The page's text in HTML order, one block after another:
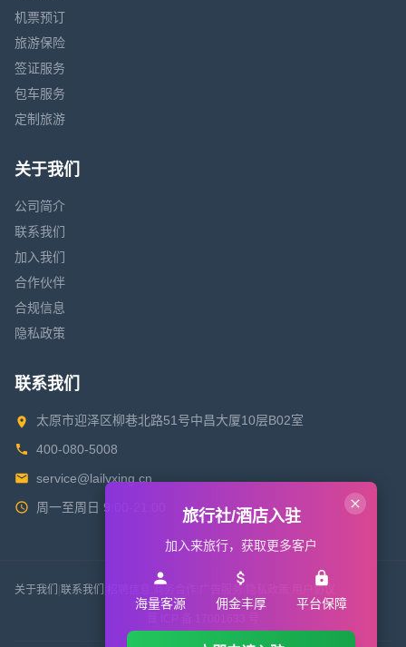
机票预订
旅游保险
签证服务
包车服务
定制旅游
关于我们
公司简介
联系我们
加入我们
合作伙伴
合规信息
隐私政策
联系我们
太原市迎泽区柳巷北路51号中昌大厦10层B02室
400-080-5008
service@lailvxing.cn
周一至周日 9:00-21:00
关于我们 联系我们 用户协议
旅行社/酒店入驻
加入来旅行，获取更多客户
海量客源 佣金丰厚 平台保障